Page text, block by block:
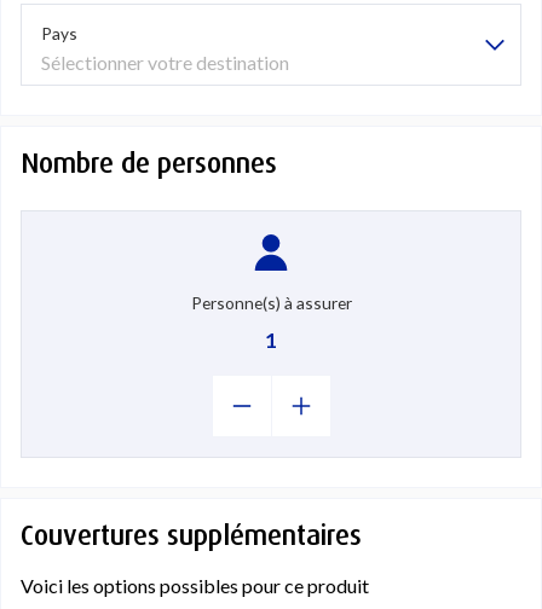
Pays
Sélectionner votre destination
Nombre de personnes
Personne(s) à assurer
1
Couvertures supplémentaires
Voici les options possibles pour ce produit